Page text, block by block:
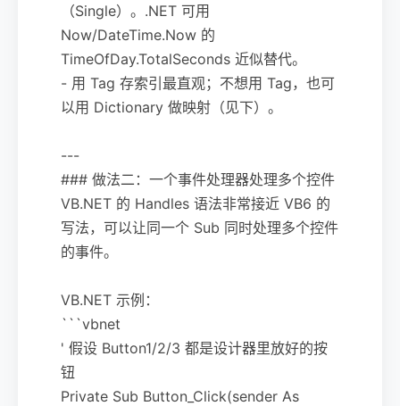
（Single）。.NET 可用
Now/DateTime.Now 的
TimeOfDay.TotalSeconds 近似替代。
- 用 Tag 存索引最直观；不想用 Tag，也可
以用 Dictionary 做映射（见下）。
---
### 做法二：一个事件处理器处理多个控件
VB.NET 的 Handles 语法非常接近 VB6 的
写法，可以让同一个 Sub 同时处理多个控件
的事件。
VB.NET 示例：
```vbnet
' 假设 Button1/2/3 都是设计器里放好的按
钮
Private Sub Button_Click(sender As